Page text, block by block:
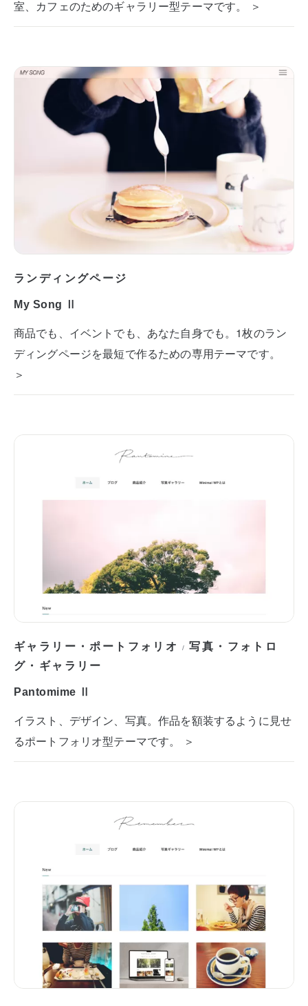
室、カフェのためのギャラリー型テーマです。 ＞
ランディングページ
My Song Ⅱ
商品でも、イベントでも、あなた自身でも。1枚のラン
ディングページを最短で作るための専用テーマです。
＞
ギャラリー・ポートフォリオ /写真・フォトロ
グ・ギャラリー
Pantomime Ⅱ
イラスト、デザイン、写真。作品を額装するように見せ
るポートフォリオ型テーマです。 ＞